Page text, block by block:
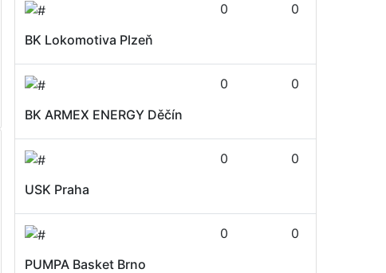
BK Lokomotiva Plzeň
0 0
BK ARMEX ENERGY Děčín
0 0
USK Praha
0 0
PUMPA Basket Brno
0 0